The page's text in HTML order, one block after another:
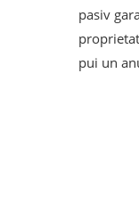
pasiv
pui un